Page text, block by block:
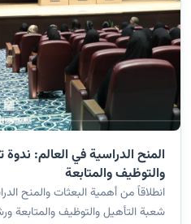
المنح الدراسية في العالم:
والتوظيف والمتابعة
انطلاقاً من أهمية البعثات والمنح
شعبة التأهيل والتوظيف والمتابعة